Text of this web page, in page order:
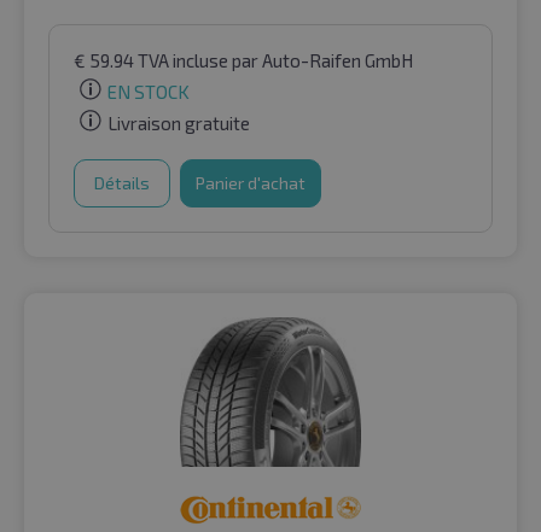
€ 59.94TVA incluse par Auto-Raifen GmbH
EN STOCK
Livraison gratuite
Détails Panier d'achat